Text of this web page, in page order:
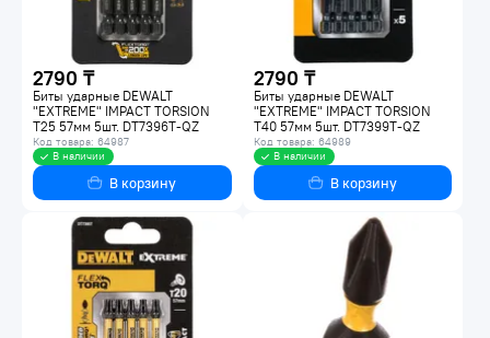
2790 ₸
Биты ударные DEWALT
"EXTREME" IMPACT TORSION
T25 57мм 5шт. DT7396T-QZ
Код товара: 64987
В наличии
В корзину
2790 ₸
Биты ударные DEWALT
"EXTREME" IMPACT TORSION
Т40 57мм 5шт. DT7399T-QZ
Код товара: 64989
В наличии
В корзину